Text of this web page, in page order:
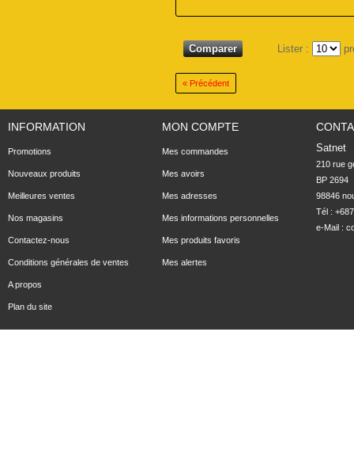
Lister :
« Précédent
INFORMATION
Promotions
Nouveaux produits
Meilleures ventes
Nos magasins
Contactez-nous
Conditions générales de ventes
A propos
Plan du site
MON COMPTE
Mes commandes
Mes avoirs
Mes adresses
Mes informations personnelles
Mes produits favoris
Mes alertes
Satnet
210 rue
BP 2694
98846
Tél :
e-Mail :